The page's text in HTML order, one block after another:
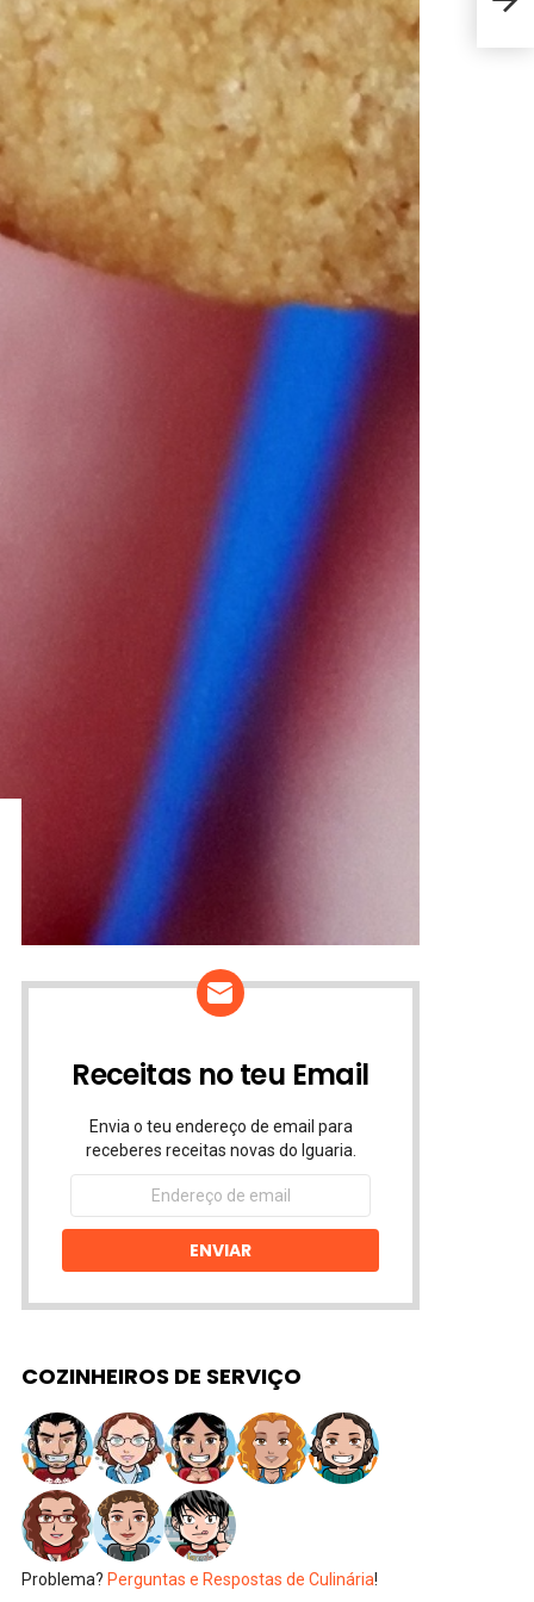
Receitas no teu Email
Envia o teu endereço de email para
receberes receitas novas do Iguaria.
Endereço
email
ENVIAR
COZINHEIROS DE SERVIÇO
Problema? Perguntas e Respostas de Culinária!